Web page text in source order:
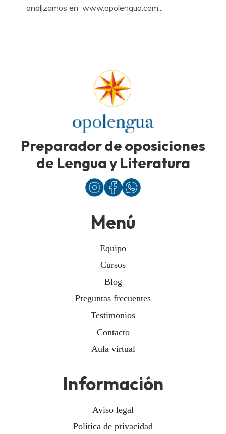
analizamos en www.opolengua.com...
Preparador de oposiciones
de Lengua y Literatura
Menú
Equipo
Cursos
Blog
Preguntas frecuentes
Testimonios
Contacto
Aula virtual
Información
Aviso legal
Política de privacidad